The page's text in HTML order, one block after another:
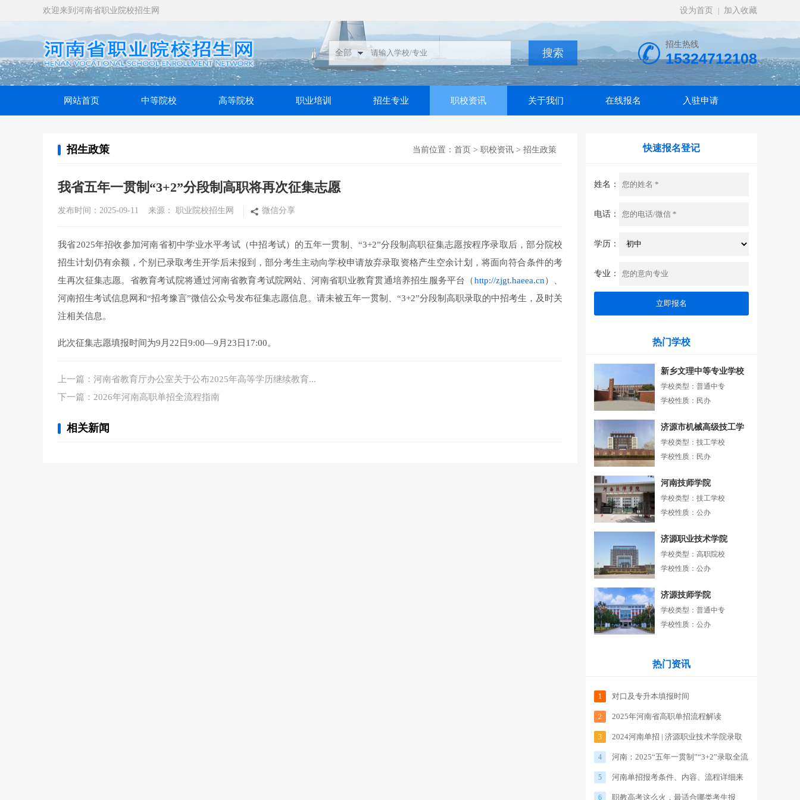
欢迎来到河南省职业院校招生网 设为首页 加入收藏
招生热线
15324712108
网站首页 中等院校 高等院校 职业培训 招生专业 职校资讯 关于我们 在线报名 入驻申请
当前位置： 首页 > 职校资讯 > 招生政策
招生政策
我省五年一贯制“3+2”分段制高职将再次征集志愿
发布时间：2025-09-11 来源： 职业院校招生网 微信分享
我省2025年招收参加河南省初中学业水平考试（中招考试）的五年一贯制、“3+2”分段制高职征集志愿按程序录取后，部分院校
招生计划仍有余额，个别已录取考生开学后未报到，部分考生主动向学校申请放弃录取资格产生空余计划，将面向符合条件的考
生再次征集志愿。省教育考试院将通过河南省教育考试院网站、河南省职业教育贯通培养招生服务平台（http://zjgt.haeea.cn）、
河南招生考试信息网和“招考豫言”微信公众号发布征集志愿信息。请未被五年一贯制、“3+2”分段制高职录取的中招考生，及时关
注相关信息。
此次征集志愿填报时间为9月22日9:00—9月23日17:00。
上一篇： 河南省教育厅办公室关于公布2025年高等学历继续教育...
下一篇： 2026年河南高职单招全流程指南
相关新闻
快速报名登记
姓名：
电话：
学历：
专业：
热门学校
新乡文理中等专业学校
学校类型：普通中专
学校性质：民办
济源市机械高级技工学
校
学校类型：技工学校
学校性质：民办
河南技师学院
学校类型：技工学校
学校性质：公办
济源职业技术学院
学校类型：高职院校
学校性质：公办
济源技师学院
学校类型：普通中专
学校性质：公办
热门资讯
1 对口及专升本填报时间
2 2025年河南省高职单招流程解读
3 2024河南单招 | 济源职业技术学院录取
分数线
4 河南：2025“五年一贯制”“3+2”录取全流
程来了
5 河南单招报考条件、内容、流程详细来
了！！
6 职教高考这么火，最适合哪类考生报